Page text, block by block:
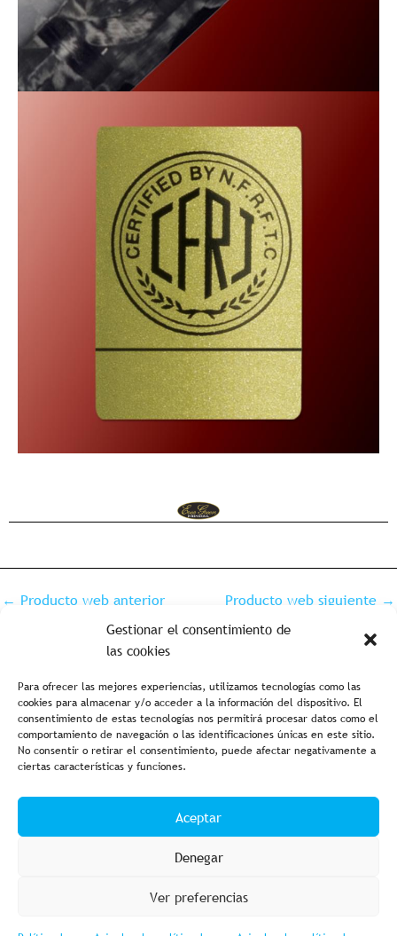
Gestionar el consentimiento de
las cookies
Para ofrecer las mejores experiencias, utilizamos tecnologías como las
cookies para almacenar y/o acceder a la información del dispositivo. El
consentimiento de estas tecnologías nos permitirá procesar datos como el
comportamiento de navegación o las identificaciones únicas en este sitio.
No consentir o retirar el consentimiento, puede afectar negativamente a
ciertas características y funciones.
Aceptar
Denegar
Ver preferencias
← Producto web anterior Producto web siguiente →
Aviso legal y política de privacidad Política de cookies
Condiciones de compra Accesibilidad